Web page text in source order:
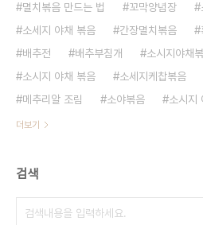
멸치볶음 만드는 법 꼬막양념장
소세지 야채 볶음
간장멸치볶음
배추전
배추부침개 소시지야채
소시지 야채 볶음
소세지케찹볶음
메추리알 조림
소야볶음 소시지
더보기
검색